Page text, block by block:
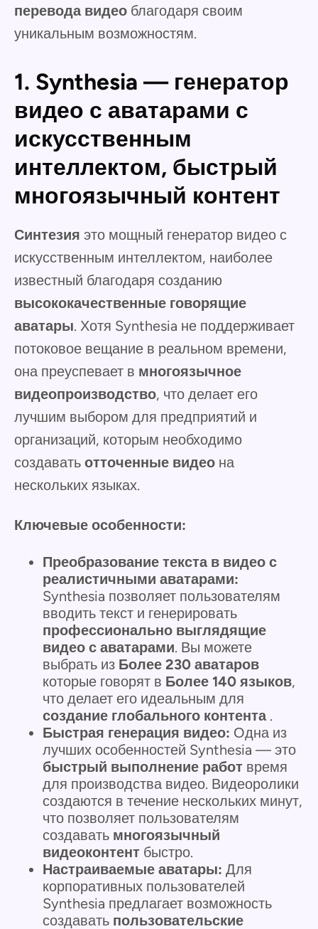
перевода видео благодаря своим
уникальным возможностям.
1. Synthesia — генератор
видео с аватарами с
искусственным
интеллектом, быстрый
многоязычный контент
Синтезия это мощный генератор видео с
искусственным интеллектом, наиболее
известный благодаря созданию
высококачественные говорящие
аватары. Хотя Synthesia не поддерживает
потоковое вещание в реальном времени,
она преуспевает в многоязычное
видеопроизводство, что делает его
лучшим выбором для предприятий и
организаций, которым необходимо
создавать отточенные видео на
нескольких языках.
Ключевые особенности:
Преобразование текста в видео с
реалистичными аватарами:
Synthesia позволяет пользователям
вводить текст и генерировать
профессионально выглядящие
видео с аватарами. Вы можете
выбрать из Более 230 аватаров
которые говорят в Более 140 языков,
что делает его идеальным для
создание глобального контента.
Быстрая генерация видео: Одна из
лучших особенностей Synthesia — это
быстрый выполнение работ время
для производства видео. Видеоролики
создаются в течение нескольких минут,
что позволяет пользователям
создавать многоязычный
видеоконтент быстро.
Настраиваемые аватары: Для
корпоративных пользователей
Synthesia предлагает возможность
создавать пользовательские